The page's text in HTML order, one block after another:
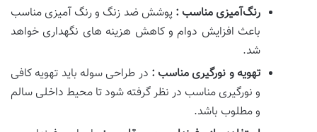
رنگ‌آمیزی مناسب : پوشش ضد زنگ و رنگ‌ آمیزی مناسب
باعث افزایش دوام و کاهش هزینه ‌های نگهداری خواهد
شد.
تهویه و نورگیری مناسب : در طراحی سوله باید تهویه کافی
و نورگیری مناسب در نظر گرفته شود تا محیط داخلی سالم
و مطلوب باشد.